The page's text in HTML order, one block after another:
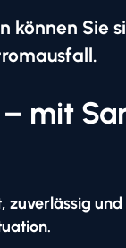
Sie
mit
zuverlässig